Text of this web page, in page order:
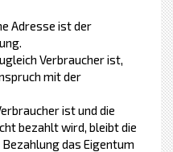
Adresse ist der
Verbraucher ist,
mit der
ist und die
bezahlt wird, bleibt die
das Eigentum